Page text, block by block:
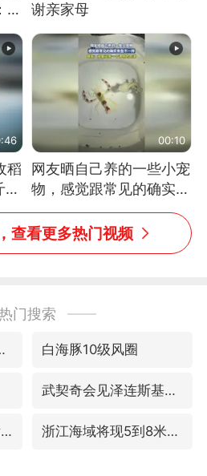
出
谢亲家母
稻
00:10
网友晒自己养的一些小宠
物，感觉跟常见的确实有
些不一样
查看更多热门视频
门搜索
限速运行 白海豚10级风圈
武契奇会见泽连斯基有何意图
四川宜宾5.5级地震后余震为何不断 浙江海域将现5到8米巨浪到狂浪